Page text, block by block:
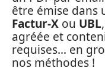
être émise dans
Factur-X ou UBL
agréée et
requises… en
nos méthodes !